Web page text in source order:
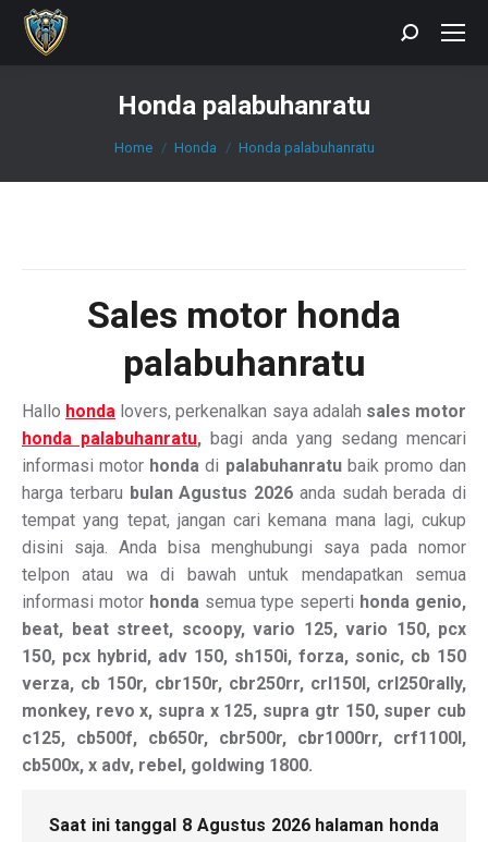
Search:
Honda palabuhanratu
You are here:
Home Honda Honda palabuhanratu
Sales motor honda
palabuhanratu
Hallo honda lovers, perkenalkan saya adalah sales motor
honda palabuhanratu, bagi anda yang sedang mencari
informasi motor honda di palabuhanratubaik promo dan
harga terbaru bulan Agustus 2026 anda sudah berada di
tempat yang tepat, jangan cari kemana mana lagi, cukup
disini saja. Anda bisa menghubungi saya pada nomor
telpon atau wa di bawah untuk mendapatkan semua
informasi motor hondasemua type seperti honda genio,
beat, beat street, scoopy, vario 125, vario 150, pcx
150, pcx hybrid, adv 150, sh150i, forza, sonic, cb 150
verza, cb 150r, cbr150r, cbr250rr, crl150l, crl250rally,
monkey, revo x, supra x 125, supra gtr 150, super cub
c125, cb500f, cb650r, cbr500r, cbr1000rr, crf1100l,
cb500x, x adv, rebel, goldwing 1800.
Saat ini tanggal 8 Agustus 2026 halaman honda